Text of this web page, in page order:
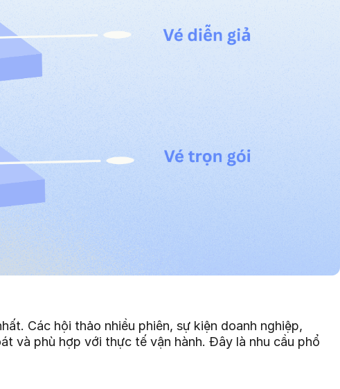
Các hội thảo nhiều phiên, sự kiện doanh nghiệp,
và phù hợp với thực tế vận hành. Đây là nhu cầu phổ